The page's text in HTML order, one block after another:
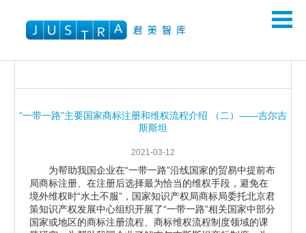
“一带一路”主要国家商标注册和维权流程介绍 （二）——吉尔吉
斯斯坦
2021-03-12
为帮助我国企业在“一带一路”沿线国家的贸易中提前布
局商标注册、在注册后选择最为恰当的维权手段，避免在
境外维权时“水土不服”，国家知识产权局商标局委托北京君
策知识产权发展中心组织开展了“一带一路”相关国家中部分
国家或地区的商标注册流程、商标维权流程制度领域的课